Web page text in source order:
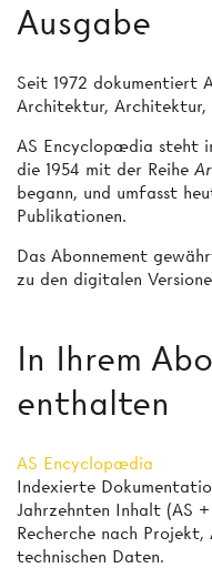
Ausgabe
Seit 1972 dokumentiert
Architektur, Architektur,
AS Encyclopædia steht
die 1954 mit der Reihe
begann, und umfasst
Publikationen.
Das Abonnement
zu den digitalen
In Ihrem
enthalten
AS Encyclopædia
Indexierte
Jahrzehnten Inhalt (AS +
Recherche nach
technischen Daten.